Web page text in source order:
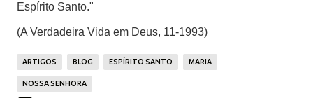
Espírito Santo."
(A Verdadeira Vida em Deus, 11-1993)
ARTIGOS BLOG ESPÍRITO SANTO MARIA
NOSSA SENHORA